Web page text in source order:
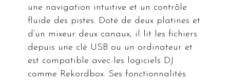
une navigation intuitive et un contrôle
fluide des pistes. Doté de deux platines et
d’un mixeur deux canaux, il lit les fichiers
depuis une clé USB ou un ordinateur et
est compatible avec les logiciels DJ
comme Rekordbox. Ses fonctionnalités